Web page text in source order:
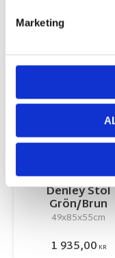
Marketing
Denley Stol
Grön/Brun
49x85x55cm
1 935,00 KR